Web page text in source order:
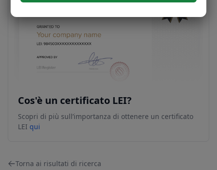
Cos'è un certificato LEI?
Scopri di più sull’importanza di ottenere un certificato
LEI qui
Torna ai risultati di ricerca